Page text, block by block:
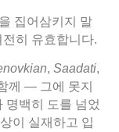
집어삼키지 말
히 유효합니다.
, Saadati,
께 — 그에 못지
명백히 도를 넘었
이 실재하고 입